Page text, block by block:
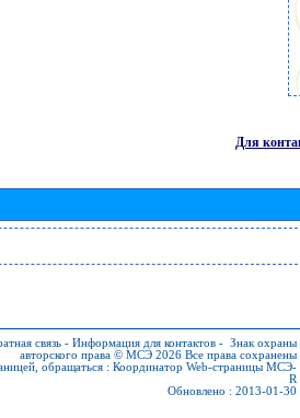
Для
связь - Информация для контактов - Знак охраны
авторского права © МСЭ 2026 Все права сохранены
обращаться : Координатор Web-страницы МСЭ-
R
Обновлено : 2013-01-30